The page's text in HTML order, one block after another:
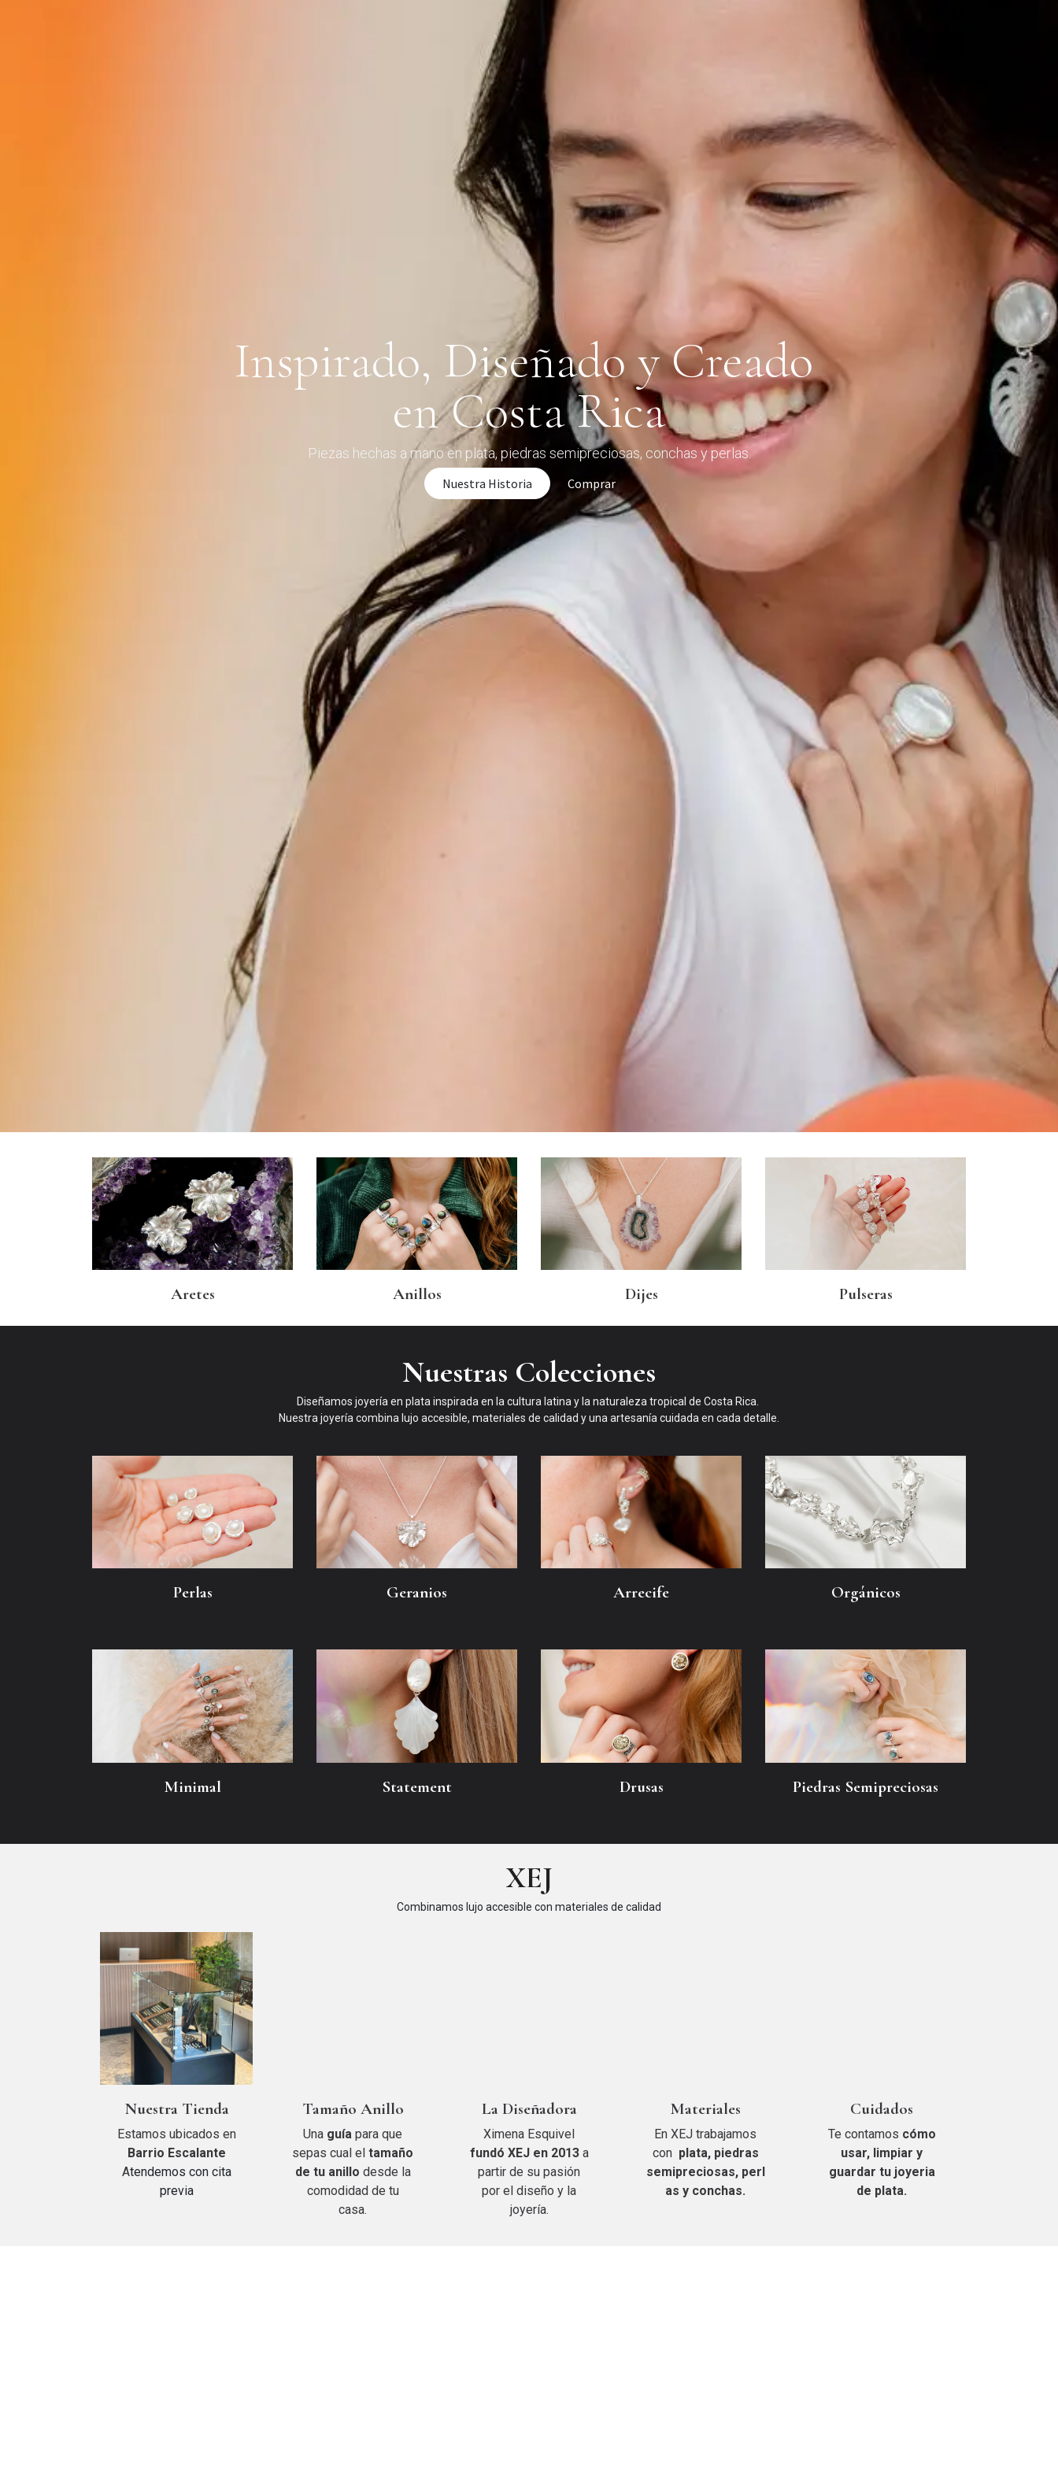
Inspirado, Diseñado y Creado
en Costa Rica
Piezas hechas a mano en plata, piedras semipreciosas, conchas y perlas.
Nuestra Historia Comprar
Aretes Anillos Dijes Pulseras
Nuestras Colecciones
Diseñamos joyería en plata inspirada en la cultura latina y la naturaleza tropical de Costa Rica.
Nuestra joyería combina lujo accesible, materiales de calidad y una artesanía cuidada en cada detalle.
Perlas Geranios Arrecife Orgánicos
Minimal Statement Drusas Piedras Semipreciosas
XEJ
Combinamos lujo accesible con materiales de calidad
Nuestra Tienda
Estamos ubicados en
Barrio Escalante
Atendemos con cita
previa
Tamaño Anillo
Una guía para que
sepas cual el tamaño
de tu anillo desde la
comodidad de tu
casa.
La Diseñadora
Ximena Esquivel
fundó XEJ en 2013 a
partir de su pasión
por el diseño y la
joyería.
Materiales
En XEJ trabajamos
con plata, piedras
semipreciosas, perl
as y conchas.
Cuidados
Te contamos cómo
usar, limpiar y
guardar tu joyeria
de plata.